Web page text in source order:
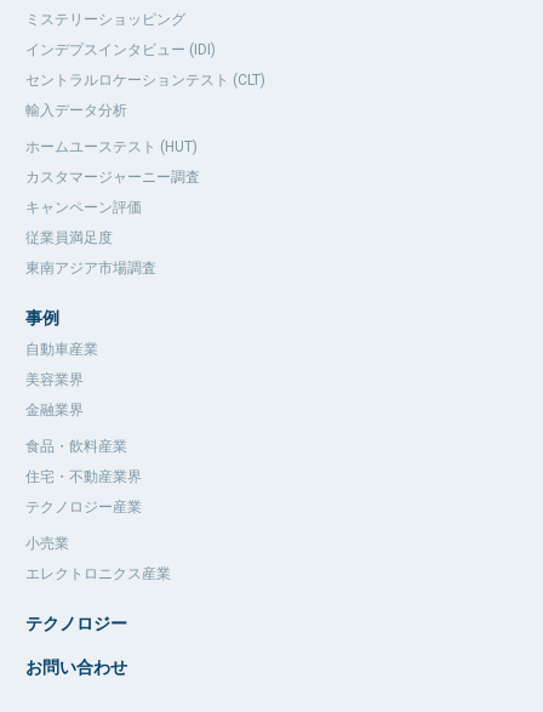
ミステリーショッピング
インデプスインタビュー (IDI)
セントラルロケーションテスト (CLT)
輸入データ分析
ホームユーステスト (HUT)
カスタマージャーニー調査
キャンペーン評価
従業員満足度
東南アジア市場調査
事例
自動車産業
美容業界
金融業界
食品・飲料産業
住宅・不動産業界
テクノロジー産業
小売業
エレクトロニクス産業
テクノロジー
お問い合わせ